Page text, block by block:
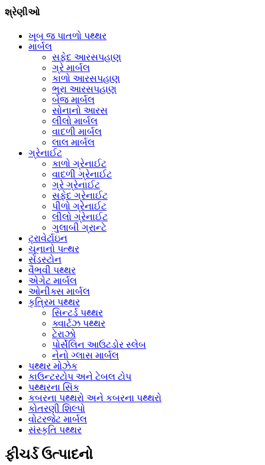
શ્રેણીઓ
ખૂબ જ પાતળો પથ્થર
માર્બલ
સફેદ આરસપહાણ
ગ્રે માર્બલ
કાળો આરસપહાણ
ભૂરા આરસપહાણ
બેજ માર્બલ
સોનાનો આરસ
લીલો માર્બલ
વાદળી માર્બલ
લાલ માર્બલ
ગ્રેનાઈટ
કાળો ગ્રેનાઈટ
વાદળી ગ્રેનાઈટ
ગ્રે ગ્રેનાઈટ
સફેદ ગ્રેનાઈટ
પીળો ગ્રેનાઈટ
લીલો ગ્રેનાઈટ
ગુલાબી ગ્રાન્ટે
ટ્રાવેર્ટાઇન
ચૂનાનો પત્થર
સેંડસ્ટોન
વૈભવી પથ્થર
એગેટ માર્બલ
ઓનીક્સ માર્બલ
કૃત્રિમ પથ્થર
સિન્ટર્ડ પથ્થર
ક્વાર્ટઝ પથ્થર
ટેરાઝો
પોર્સેલિન આઉટડોર સ્લેબ
નેનો ગ્લાસ માર્બલ
પથ્થર મોઝેક
કાઉન્ટરટોપ અને ટેબલ ટોપ
પથ્થરના સિંક
કબરના પથ્થરો અને કબરના પથ્થરો
કોતરણી શિલ્પો
વોટરજેટ માર્બલ
સંસ્કૃતિ પથ્થર
ફીચર્ડ ઉત્પાદનો